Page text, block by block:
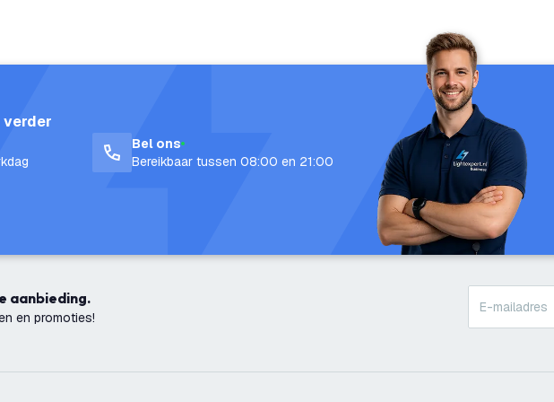
verder
Bel ons
Bereikbaar tussen 08:00 en 21:00
aanbieding.
en promoties!